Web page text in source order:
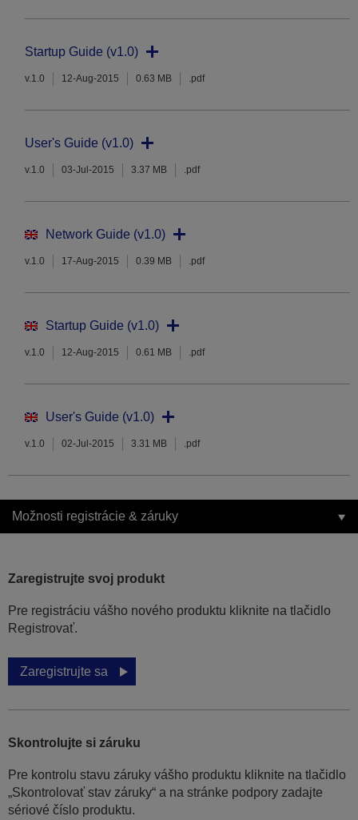
Startup Guide (v1.0)
v.1.0 12-Aug-2015 0.63 MB .pdf
User's Guide (v1.0)
v.1.0 03-Jul-2015 3.37 MB .pdf
Network Guide (v1.0)
v.1.0 17-Aug-2015 0.39 MB .pdf
Startup Guide (v1.0)
v.1.0 12-Aug-2015 0.61 MB .pdf
User's Guide (v1.0)
v.1.0 02-Jul-2015 3.31 MB .pdf
Možnosti registrácie & záruky
Zaregistrujte svoj produkt
Pre registráciu vášho nového produktu kliknite na tlačidlo
Registrovať.
Zaregistrujte sa
Skontrolujte si záruku
Pre kontrolu stavu záruky vášho produktu kliknite na tlačidlo
„Skontrolovať stav záruky“ a na stránke podpory zadajte
sériové číslo produktu.